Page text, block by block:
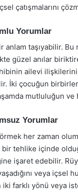
çatışmalarını
Yorumlar
taşıyabilir. Bu
güzel anılar
ailevi
İki çocuğun
mutluluğun
Yorumlar
her zaman
tehlike içinde
işaret edebilir.
veya
farklı yönü veya